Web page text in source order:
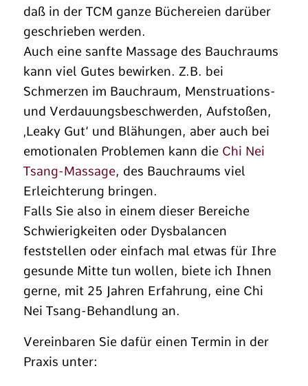
daß in der TCM ganze Büchereien darüber
geschrieben werden.
Auch eine sanfte Massage des Bauchraums
kann viel Gutes bewirken. Z.B. bei
Schmerzen im Bauchraum, Menstruations-
und Verdauungsbeschwerden, Aufstoßen,
‚Leaky Gut‘ und Blähungen, aber auch bei
emotionalen Problemen kann die Chi Nei
Tsang-Massage, des Bauchraums viel
Erleichterung bringen.
Falls Sie also in einem dieser Bereiche
Schwierigkeiten oder Dysbalancen
feststellen oder einfach mal etwas für Ihre
gesunde Mitte tun wollen, biete ich Ihnen
gerne, mit 25 Jahren Erfahrung, eine Chi
Nei Tsang-Behandlung an.
Vereinbaren Sie dafür einen Termin in der
Praxis unter: